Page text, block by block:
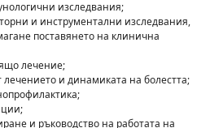
изследвания;
и инструментални изследвания,
поставянето на клинична
лечение;
лечението и динамиката на болестта;
и ръководство на работата на